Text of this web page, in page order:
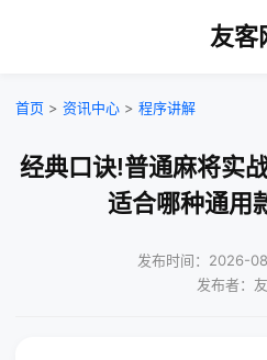
友客
首页 > 资讯中心 > 程序讲解
经典口诀!普通麻将实
适合哪种通用
发布时间：2026-
发布者：